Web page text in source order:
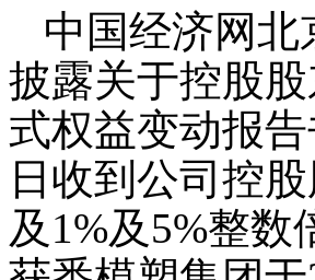
中国经济网北
披露关于控股
式权益变动报
日收到公司控
及1%及5%整